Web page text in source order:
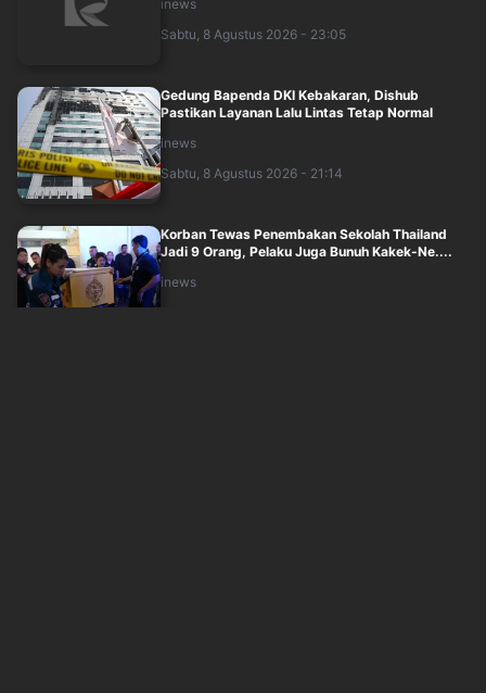
inews
Sabtu, 8 Agustus 2026 - 23:05
Gedung Bapenda DKI Kebakaran, Dishub
Pastikan Layanan Lalu Lintas Tetap Normal
inews
Sabtu, 8 Agustus 2026 - 21:14
Korban Tewas Penembakan Sekolah Thailand
Jadi 9 Orang, Pelaku Juga Bunuh Kakek-Ne....
inews
Sabtu, 8 Agustus 2026 - 20:04